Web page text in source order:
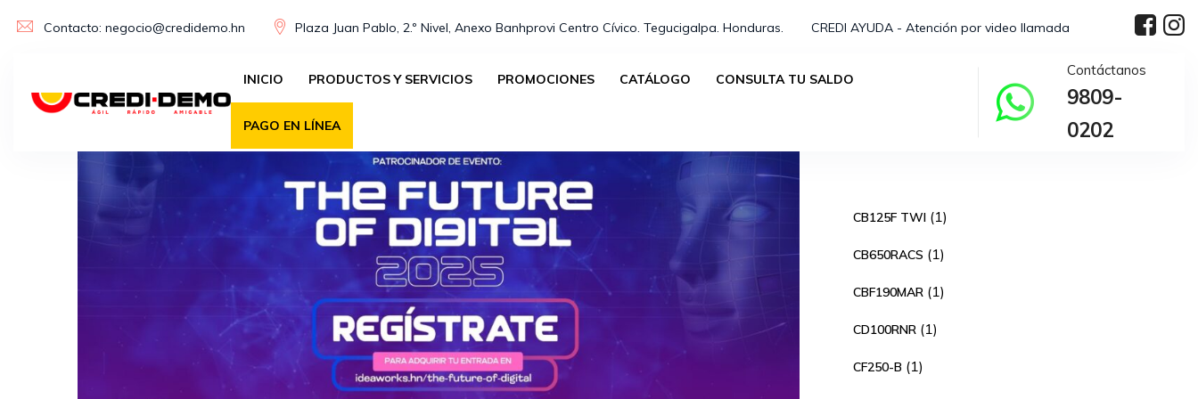
Contacto: negocio@credidemo.hn Plaza Juan Pablo, 2.º Nivel, Anexo Banhprovi Centro Cívico. Tegucigalpa. Honduras.⁣ CREDI AYUDA - Atención por video llamada
INICIO PRODUCTOS Y SERVICIOS PROMOCIONES CATÁLOGO CONSULTA TU SALDO
PAGO EN LÍNEA
Contáctanos
9809-
0202
CB125F TWI 11
CB650RACS 11
CBF190MAR 11
CD100RNR 11
CF250-B 11